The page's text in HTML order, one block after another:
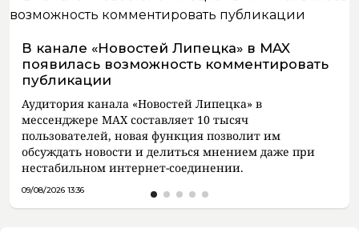
В канале «Новостей Липецка» в MAX
появилась возможность комментировать
публикации
Аудитория канала «Новостей Липецка» в
мессенджере MAX составляет 10 тысяч
пользователей, новая функция позволит им
обсуждать новости и делиться мнением даже при
нестабильном интернет-соединении.
09/08/2026 13:36